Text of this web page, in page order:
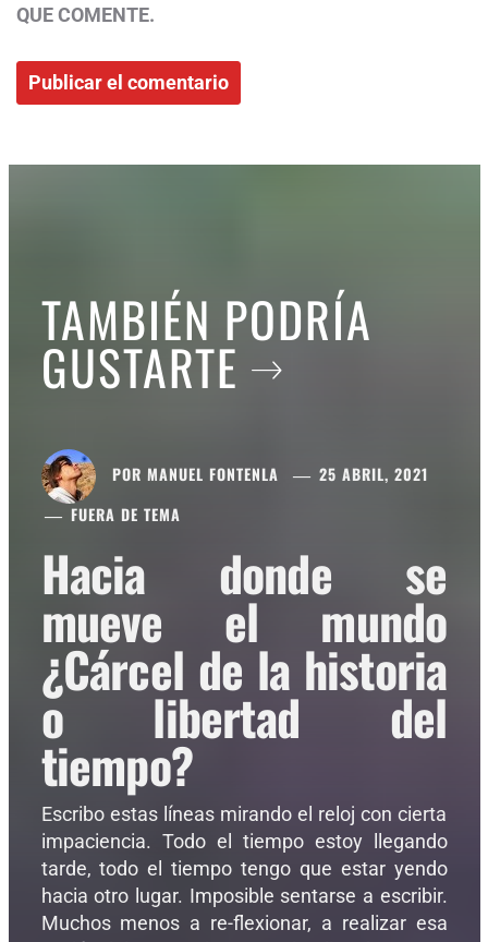
QUE COMENTE.
TAMBIÉN PODRÍA
GUSTARTE
POR MANUEL FONTENLA
25 ABRIL, 2021
FUERA DE TEMA
Hacia donde se
mueve el mundo
¿Cárcel de la historia
o libertad del
tiempo?
Escribo estas líneas mirando el reloj con cierta
impaciencia. Todo el tiempo estoy llegando
tarde, todo el tiempo tengo que estar yendo
hacia otro lugar. Imposible sentarse a escribir.
Muchos menos a re-flexionar, a realizar esa